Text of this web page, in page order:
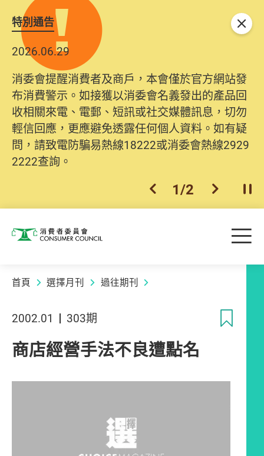
特別通告
2026.06.29
消委會提醒消費者及商戶，本會僅於官方網站發
布消費警示。如接獲以消委會名義發出的產品回
收相關來電、電郵、短訊或社交媒體訊息，切勿
輕信回應，更應避免透露任何個人資料。如有疑
問，請致電防騙易熱線18222或消委會熱線2929
2222查詢。
上一個
1/2 下一個開
關閉
消費者委員會 目
首頁 選擇月刊 過往期刊
2002.01 303期
商店經營手法不良遭點名